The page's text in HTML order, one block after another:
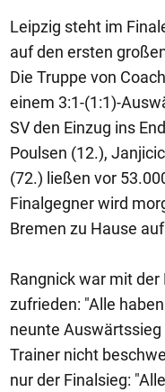
Leipzig steht im
auf den ersten
Die Truppe von
einem 3:1-(1:1)-
SV den Einzug ins
Poulsen (12.),
(72.) ließen vor
Finalgegner wird
Bremen zu Hause
Rangnick war mit
zufrieden: "Alle
neunte Auswärtssieg
Trainer nicht
nur der Finalsieg: